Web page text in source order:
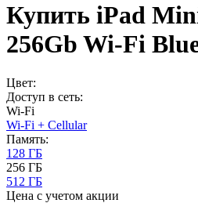
Купить iPad
256Gb Wi-Fi
Цвет:
Доступ в сеть:
Wi-Fi
Wi-Fi + Cellular
Память:
128 ГБ
256 ГБ
512 ГБ
Цена с учетом акции